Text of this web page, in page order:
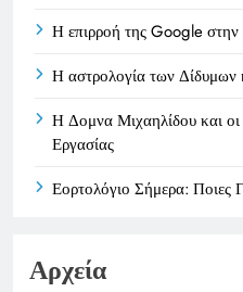
Η επιρροή της Google στην
Η αστρολογία των Δίδυμων
Η Δομνα Μιχαηλίδου και οι
Εργασίας
Εορτολόγιο Σήμερα: Ποιες
Αρχεία